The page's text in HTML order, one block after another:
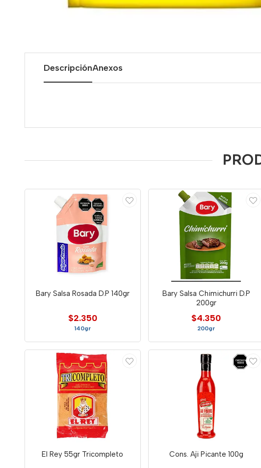
DescripciónAnexos
Bary Salsa Rosada D.P 140gr
$2.350
140gr
Bary Salsa Chimichurri D.P
200gr
$4.350
200gr
El Rey 55gr Tricompleto Cons. Aji Picante 100g